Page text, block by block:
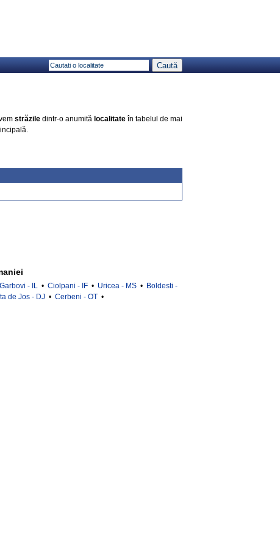
străziledintr-o anumită localitateîn tabelul de mai
Garbovi - IL • Ciolpani - IF • Uricea - MS • Boldesti -
de Jos - DJ • Cerbeni - OT •